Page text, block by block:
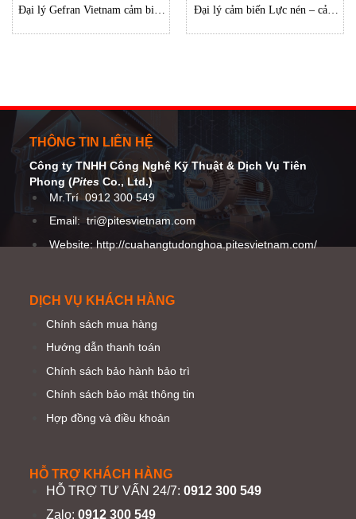
Đại lý Gefran Vietnam cảm biến
Đại lý cảm biến Lực nén – cảm
THÔNG TIN LIÊN HỆ
Công ty TNHH Công Nghệ Kỹ Thuật& Dịch Vụ Tiên
Phong (Pites Co., Ltd.)
Mr.Trí 0912 300 549
Email:tri@pitesvietnam.com
Website: http://cuahangtudonghoa.pitesvietnam.com/
DỊCH VỤ KHÁCH HÀNG
Chính sách mua hàng
Hướng dẫn thanh toán
Chính sách bảo hành bảo trì
Chính sách bảo mật thông tin
Hợp đồng và điều khoản
HỖ TRỢ KHÁCH HÀNG
HỖ TRỢ TƯ VẤN 24/7:0912 300 549
Zalo:0912 300 549